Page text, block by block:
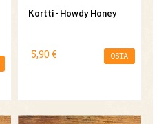
Kortti - Howdy Honey
5,90 € OSTA